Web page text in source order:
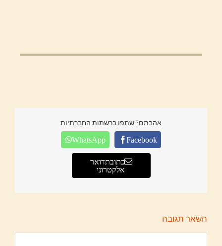
אהבתם? שתפו ברשתות החברתיות
Facebook
WhatsApp
כתובת דואר
אלקטרוני
השאר תגובה